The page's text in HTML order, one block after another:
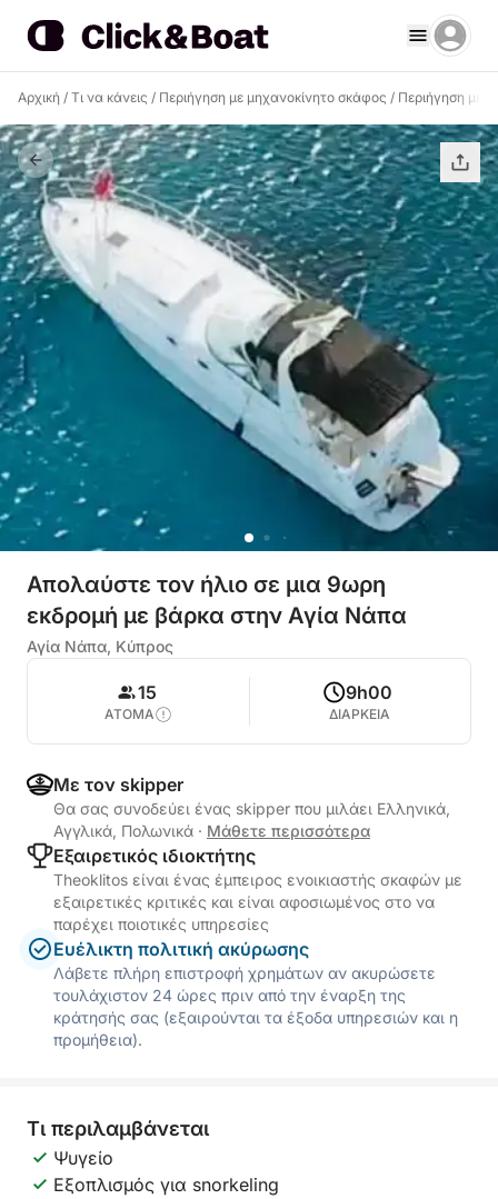
Αρχική / Τι να κάνεις / Περιήγηση με μηχανοκίνητο σκάφος / Περιήγηση με
Απολαύστε τον ήλιο σε μια 9ωρη
εκδρομή με βάρκα στην Αγία Νάπα
Αγία Νάπα, Κύπρος
15
ΑΤΟΜΑ
9h00
ΔΙΑΡΚΕΙΑ
Με τον skipper
Θα σας συνοδεύει ένας skipper που μιλάει Ελληνικά,
Αγγλικά, Πολωνικά · Μάθετε περισσότερα
Εξαιρετικός ιδιοκτήτης
Theoklitos είναι ένας έμπειρος ενοικιαστής σκαφών με
εξαιρετικές κριτικές και είναι αφοσιωμένος στο να
παρέχει ποιοτικές υπηρεσίες
Ευέλικτη πολιτική ακύρωσης
Λάβετε πλήρη επιστροφή χρημάτων αν ακυρώσετε
τουλάχιστον 24 ώρες πριν από την έναρξη της
κράτησής σας (εξαιρούνται τα έξοδα υπηρεσιών και η
προμήθεια).
Τι περιλαμβάνεται
Ψυγείο
Εξοπλισμός για snorkeling